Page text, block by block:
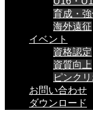
育成・
海外遠征
イベント
資格認定
資質向上
ピンク
お問い合わせ
ダウンロード